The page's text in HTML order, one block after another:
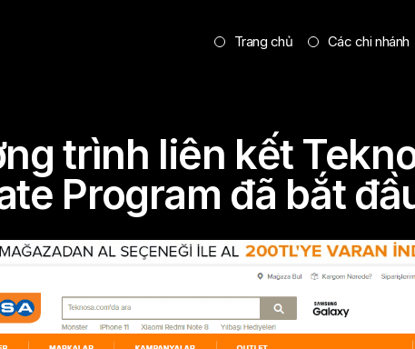
Trang chủ Các chi nhánh
trình liên kết
Program đã bắt